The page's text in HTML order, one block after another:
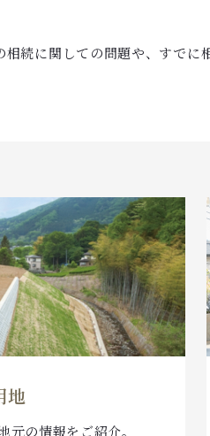
続に関しての問題や、すで
地
の情報をご紹介。